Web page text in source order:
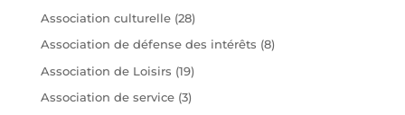
Association culturelle(28)
Association de défense des intérêts (8)
Association de Loisirs (19)
Association de service(3)